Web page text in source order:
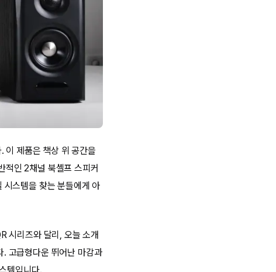
이 제품은 책상 위 공간을
적인 2채널 북셸프 스피커
시스템을 찾는 분들에게 아
시리즈와 달리, 오늘 소개
고급형다운 뛰어난 마감과